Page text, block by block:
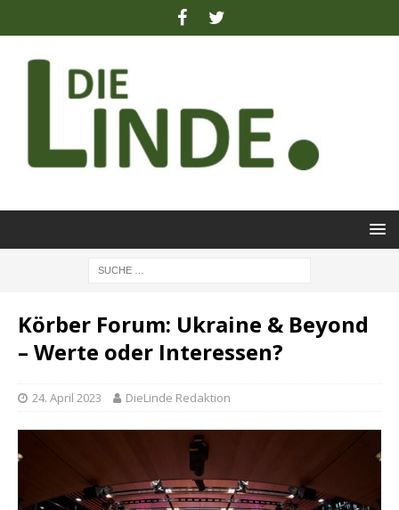
Körber Forum: Ukraine & Beyond
– Werte oder Interessen?
24. April 2023 DieLinde Redaktion